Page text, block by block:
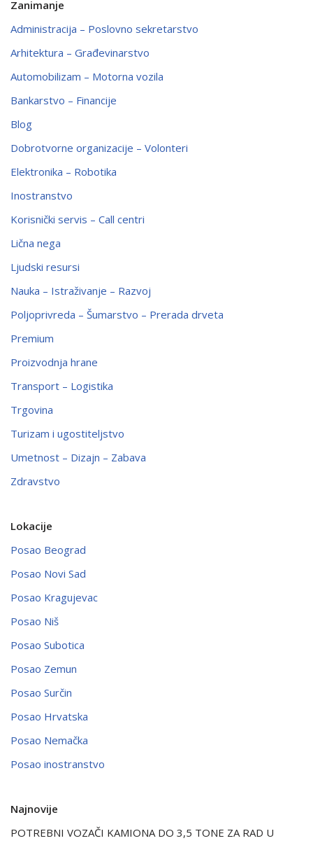
Zanimanje
Administracija – Poslovno sekretarstvo
Arhitektura – Građevinarstvo
Automobilizam – Motorna vozila
Bankarstvo – Financije
Blog
Dobrotvorne organizacije – Volonteri
Elektronika – Robotika
Inostranstvo
Korisnički servis – Call centri
Lična nega
Ljudski resursi
Nauka – Istraživanje – Razvoj
Poljoprivreda – Šumarstvo – Prerada drveta
Premium
Proizvodnja hrane
Transport – Logistika
Trgovina
Turizam i ugostiteljstvo
Umetnost – Dizajn – Zabava
Zdravstvo
Lokacije
Posao Beograd
Posao Novi Sad
Posao Kragujevac
Posao Niš
Posao Subotica
Posao Zemun
Posao Surčin
Posao Hrvatska
Posao Nemačka
Posao inostranstvo
Najnovije
POTREBNI VOZAČI KAMIONA DO 3,5 TONE ZA RAD U